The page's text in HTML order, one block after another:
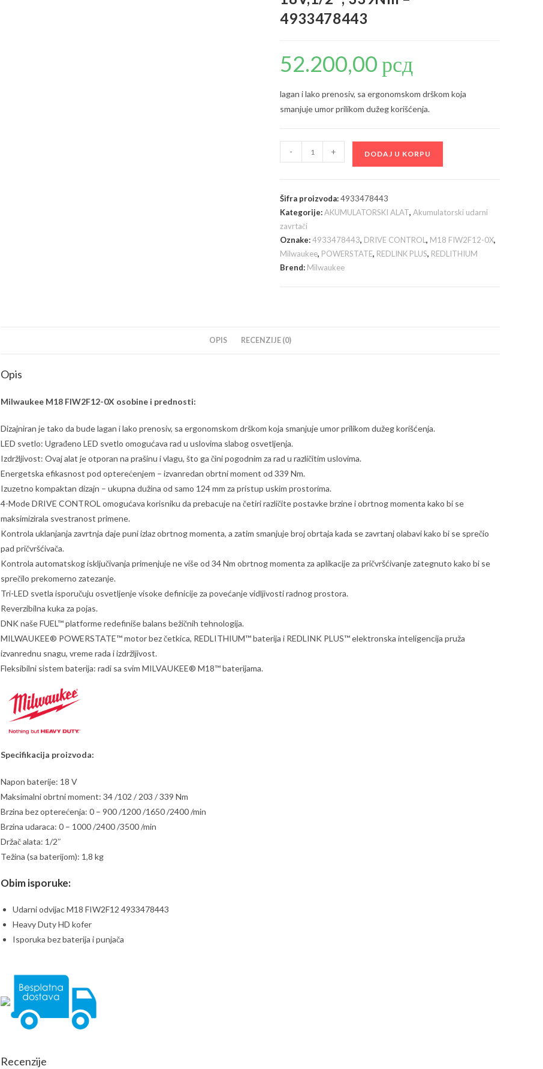
4933478443
52.200,00рсд
lagan i lako prenosiv, sa ergonomskom drškom koja
smanjuje umor prilikom dužeg korišćenja.
Milwaukee
M18
0X
akumulatorski
udarni
odvijač,
18V,1/2",
339Nm
- + DODAJ U KORPU
Šifra proizvoda:4933478443
Kategorije:AKUMULATORSKI ALAT,Akumulatorski udarni
zavrtači
Oznake:4933478443, DRIVE CONTROL, M18 FIW2F12-0X,
Milwaukee, POWERSTATE, REDLINK PLUS, REDLITHIUM
Brend: Milwaukee
OPIS RECENZIJE (0)
Opis
Milwaukee M18 FIW2F12-0X osobine i prednosti:
Dizajniran je tako da bude lagan i lako prenosiv, sa ergonomskom drškom koja smanjuje umor prilikom dužeg korišćenja.
LED svetlo: Ugrađeno LED svetlo omogućava rad u uslovima slabog osvetljenja.
Izdržljivost: Ovaj alat je otporan na prašinu i vlagu, što ga čini pogodnim za rad u različitim uslovima.
Energetska efikasnost pod opterećenjem – izvanredan obrtni moment od 339 Nm.
Izuzetno kompaktan dizajn – ukupna dužina od samo 124 mm za pristup uskim prostorima.
4-Mode DRIVE CONTROL omogućava korisniku da prebacuje na četiri različite postavke brzine i obrtnog momenta kako bi se
maksimizirala svestranost primene.
Kontrola uklanjanja zavrtnja daje puni izlaz obrtnog momenta, a zatim smanjuje broj obrtaja kada se zavrtanj olabavi kako bi se sprečio
pad pričvršćivača.
Kontrola automatskog isključivanja primenjuje ne više od 34 Nm obrtnog momenta za aplikacije za pričvršćivanje zategnuto kako bi se
sprečilo prekomerno zatezanje.
Tri-LED svetla isporučuju osvetljenje visoke definicije za povećanje vidljivosti radnog prostora.
Reverzibilna kuka za pojas.
DNK naše FUEL™ platforme redefiniše balans bežičnih tehnologija.
MILWAUKEE® POWERSTATE™ motor bez četkica, REDLITHIUM™ baterija i REDLINK PLUS™ elektronska inteligencija pruža
izvanrednu snagu, vreme rada i izdržljivost.
Fleksibilni sistem baterija: radi sa svim MILVAUKEE® M18™ baterijama.
Specifikacija proizvoda:
Napon baterije: 18 V
Maksimalni obrtni moment: 34 /102 / 203 / 339 Nm
Brzina bez opterećenja: 0 – 900 /1200 /1650 /2400 /min
Brzina udaraca: 0 – 1000 /2400 /3500 /min
Držač alata: 1/2″
Težina (sa baterijom): 1,8 kg
Obim isporuke:
Udarni odvijac M18 FIW2F12 4933478443
Heavy Duty HD kofer
Isporuka bez baterija i punjača
Recenzije